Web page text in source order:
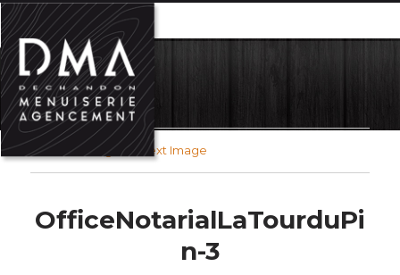
MENU
Previous Image Next Image
OfficeNotarialLaTourduPi
n-3